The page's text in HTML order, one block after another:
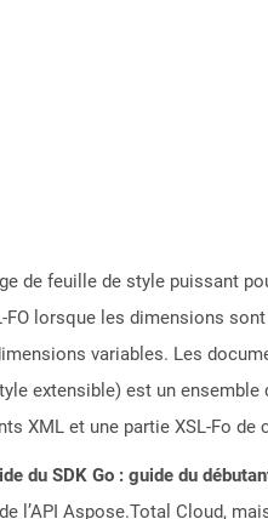
de feuille de style puissant
lorsque les dimensions
variables. Les
extensible) est un
XML et une partie XSL-Fo
du SDK Go : guide du
l’API Aspose.Total Cloud,